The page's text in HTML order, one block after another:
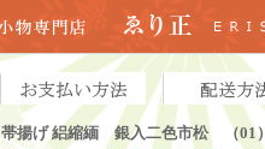
帯揚げ 絽縮緬 銀入二色市松 （01）